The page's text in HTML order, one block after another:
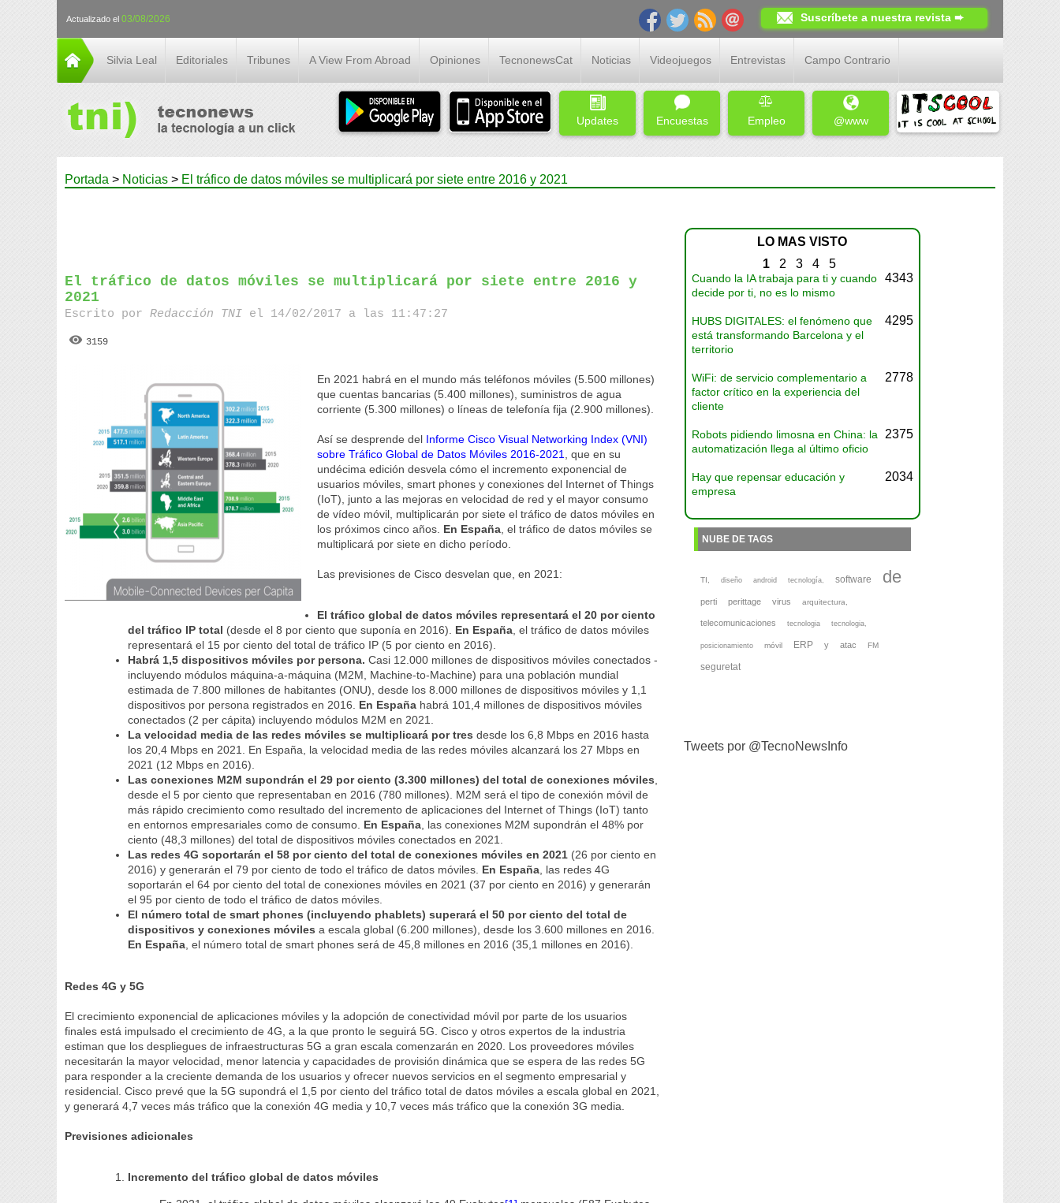
Actualizado el 03/08/2026 Suscríbete a nuestra revista ➨
Silvia Leal Editoriales Tribunes A View From Abroad Opiniones TecnonewsCat Noticias Videojuegos Entrevistas Campo Contrario
Updates Encuestas Empleo @www
Portada > Noticias > El tráfico de datos móviles se multiplicará por siete entre 2016 y 2021
El tráfico de datos móviles se multiplicará por siete entre 2016 y
2021
Escrito porRedacción TNI el 14/02/2017 a las 11:47:27
3159
En 2021 habrá en el mundo más teléfonos móviles (5.500 millones)
que cuentas bancarias (5.400 millones), suministros de agua
corriente (5.300 millones) o líneas de telefonía fija (2.900 millones).
Así se desprende del Informe Cisco Visual Networking Index (VNI)
sobre Tráfico Global de Datos Móviles 2016-2021
, que en su
undécima edición desvela cómo el incremento exponencial de
usuarios móviles, smart phones y conexiones del Internet of Things
(IoT), junto a las mejoras en velocidad de red y el mayor consumo
de vídeo móvil, multiplicarán por siete el tráfico de datos móviles en
los próximos cinco años. En España , el tráfico de datos móviles se
multiplicará por siete en dicho período.
Las previsiones de Cisco desvelan que, en 2021:
El tráfico global de datos móviles representará el 20 por ciento
del tráfico IP total (desde el 8 por ciento que suponía en 2016). En España, el tráfico de datos móviles
representará el 15 por ciento del total de tráfico IP (5 por ciento en 2016).
Habrá 1,5 dispositivos móviles por persona.Casi 12.000 millones de dispositivos móviles conectados -
incluyendo módulos máquina-a-máquina (M2M, Machine-to-Machine) para una población mundial
estimada de 7.800 millones de habitantes (ONU), desde los 8.000 millones de dispositivos móviles y 1,1
dispositivos por persona registrados en 2016. En España habrá 101,4 millones de dispositivos móviles
conectados (2 per cápita) incluyendo módulos M2M en 2021.
La velocidad media de las redes móviles se multiplicará por tresdesde los 6,8 Mbps en 2016 hasta
los 20,4 Mbps en 2021. En España, la velocidad media de las redes móviles alcanzará los 27 Mbps en
2021 (12 Mbps en 2016).
Las conexiones M2M supondrán el 29 por ciento (3.300 millones) del total de conexiones móviles,
desde el 5 por ciento que representaban en 2016 (780 millones). M2M será el tipo de conexión móvil de
más rápido crecimiento como resultado del incremento de aplicaciones del Internet of Things (IoT) tanto
en entornos empresariales como de consumo. En España, las conexiones M2M supondrán el 48% por
ciento (48,3 millones) del total de dispositivos móviles conectados en 2021.
Las redes 4G soportarán el 58 por ciento del total de conexiones móviles en 2021 (26 por ciento en
2016) y generarán el 79 por ciento de todo el tráfico de datos móviles. En España, las redes 4G
soportarán el 64 por ciento del total de conexiones móviles en 2021 (37 por ciento en 2016) y generarán
el 95 por ciento de todo el tráfico de datos móviles.
El número total de smart phones (incluyendo phablets) superará el 50 por ciento del total de
dispositivos y conexiones móvilesa escala global (6.200 millones), desde los 3.600 millones en 2016.
En España, el número total de smart phones será de 45,8 millones en 2016 (35,1 millones en 2016).
Redes 4G y 5G
El crecimiento exponencial de aplicaciones móviles y la adopción de conectividad móvil por parte de los usuarios
finales está impulsado el crecimiento de 4G, a la que pronto le seguirá 5G. Cisco y otros expertos de la industria
estiman que los despliegues de infraestructuras 5G a gran escala comenzarán en 2020. Los proveedores móviles
necesitarán la mayor velocidad, menor latencia y capacidades de provisión dinámica que se espera de las redes 5G
para responder a la creciente demanda de los usuarios y ofrecer nuevos servicios en el segmento empresarial y
residencial. Cisco prevé que la 5G supondrá el 1,5 por ciento del tráfico total de datos móviles a escala global en 2021,
y generará 4,7 veces más tráfico que la conexión 4G media y 10,7 veces más tráfico que la conexión 3G media.
Previsiones adicionales
Incremento del tráfico global de datos móviles
LO MAS VISTO
1 2 3 4 5
Cuando la IA trabaja para ti y cuando
decide por ti, no es lo mismo
4343
HUBS DIGITALES: el fenómeno que
está transformando Barcelona y el
territorio
4295
WiFi: de servicio complementario a
factor crítico en la experiencia del
cliente
2778
Robots pidiendo limosna en China: la
automatización llega al último oficio
2375
Hay que repensar educación y
empresa
2034
NUBE DE TAGS
TI, diseño android tecnología, software de
perti perittage virus arquitectura,
telecomunicaciones tecnologia tecnologia,
posicionamiento móvil ERP y atac FM
seguretat
Tweets por @TecnoNewsInfo